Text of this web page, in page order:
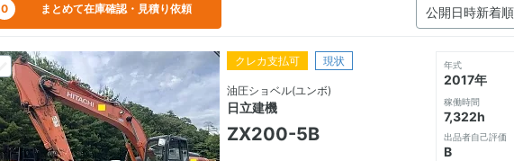
0 まとめて在庫確認・見積り依頼
クレカ支払可 現状
油圧ショベル(ユンボ)
日立建機
ZX200-5B
年式
2017年
稼働時間
7,322h
出品者自己評価
B